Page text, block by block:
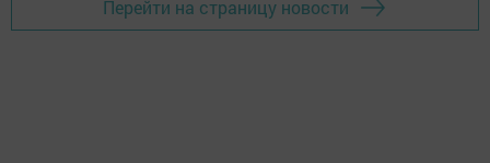
Перейти на страницу новости